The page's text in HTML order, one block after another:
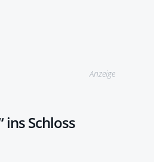
Anzeige
ins Schloss